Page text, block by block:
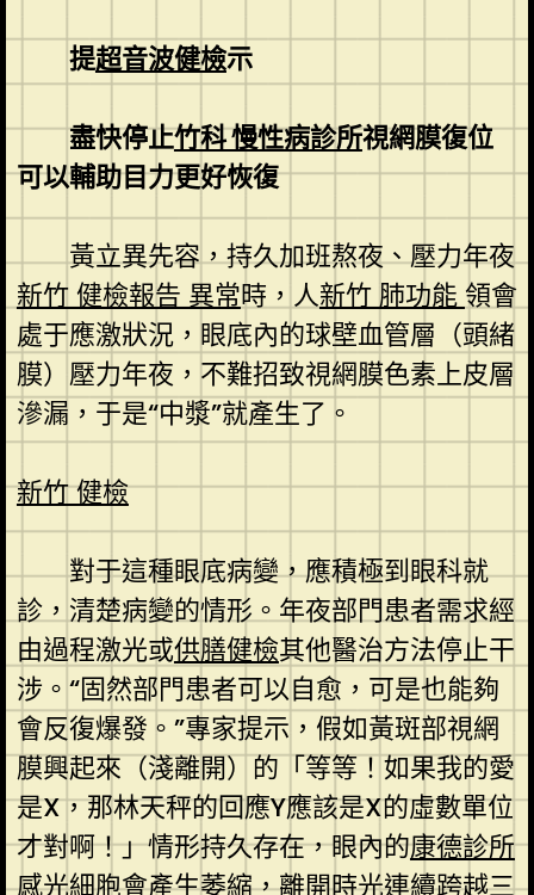
提超音波健檢示
盡快停止竹科 慢性病診所視網膜復位
可以輔助目力更好恢復
黃立異先容，持久加班熬夜、壓力年夜
新竹 健檢報告 異常時，人新竹 肺功能 領會
處于應激狀況，眼底內的球壁血管層（頭緒
膜）壓力年夜，不難招致視網膜色素上皮層
滲漏，于是“中漿”就產生了。
新竹 健檢
對于這種眼底病變，應積極到眼科就
診，清楚病變的情形。年夜部門患者需求經
由過程激光或供膳健檢其他醫治方法停止干
涉。“固然部門患者可以自愈，可是也能夠
會反復爆發。”專家提示，假如黃斑部視網
膜興起來（淺離開）的「等等！如果我的愛
是X，那林天秤的回應Y應該是X的虛數單位
才對啊！」情形持久存在，眼內的康德診所
感光細胞會產生萎縮，離開時光連續跨越三